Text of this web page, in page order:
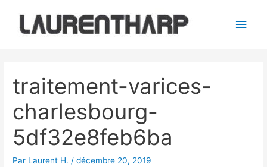
contenu
traitement-varices-
charlesbourg-
5df32e8feb6ba
Par Laurent H. /décembre 20, 2019
articles